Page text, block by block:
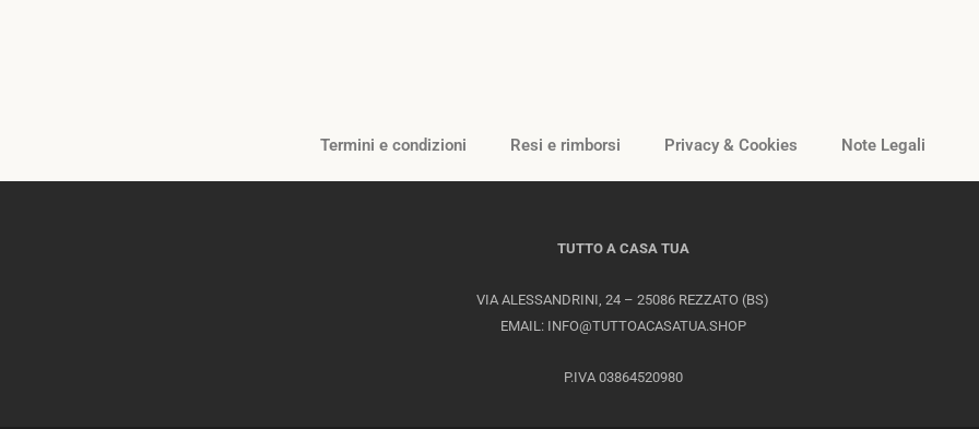
Termini e condizioni Resi e rimborsi Privacy & Cookies Note Legali
TUTTO A CASA TUA
VIA ALESSANDRINI, 24 – 25086 REZZATO (BS)
EMAIL: INFO@TUTTOACASATUA.SHOP
P.IVA 03864520980